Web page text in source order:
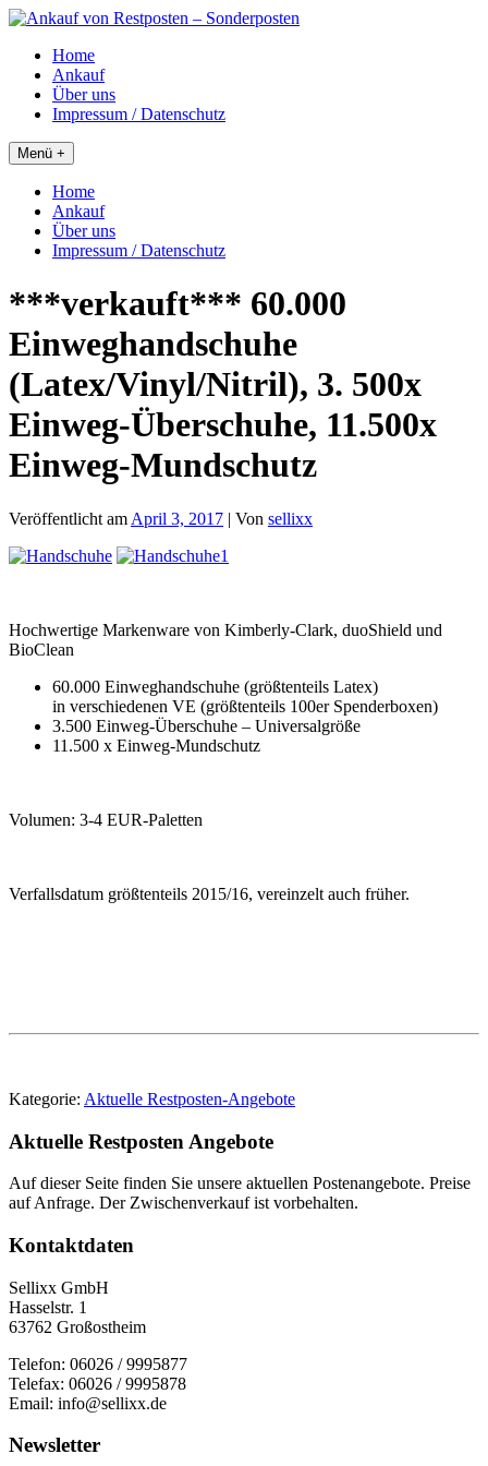
Skip
contentHome
Ankauf
Über uns
Impressum / Datenschutz
Menü +
Home
Ankauf
Über uns
Impressum / Datenschutz
***verkauft*** 60.000
Einweghandschuhe
(Latex/Vinyl/Nitril), 3. 500x
Einweg-Überschuhe, 11.500x
Einweg-Mundschutz
Veröffentlicht am April 3, 2017 | Von sellixx
Hochwertige Markenware von Kimberly-Clark, duoShield und
BioClean
60.000 Einweghandschuhe (größtenteils Latex)
in verschiedenen VE (größtenteils 100er Spenderboxen)
3.500 Einweg-Überschuhe – Universalgröße
11.500 x Einweg-Mundschutz
Volumen: 3-4 EUR-Paletten
Verfallsdatum größtenteils 2015/16, vereinzelt auch früher.
Kategorie: Aktuelle Restposten-Angebote
Aktuelle Restposten Angebote
Auf dieser Seite finden Sie unsere aktuellen Postenangebote. Preise
auf Anfrage. Der Zwischenverkauf ist vorbehalten.
Kontaktdaten
Sellixx GmbH
Hasselstr. 1
63762 Großostheim
Telefon: 06026 / 9995877
Telefax: 06026 / 9995878
Email: info@sellixx.de
Newsletter